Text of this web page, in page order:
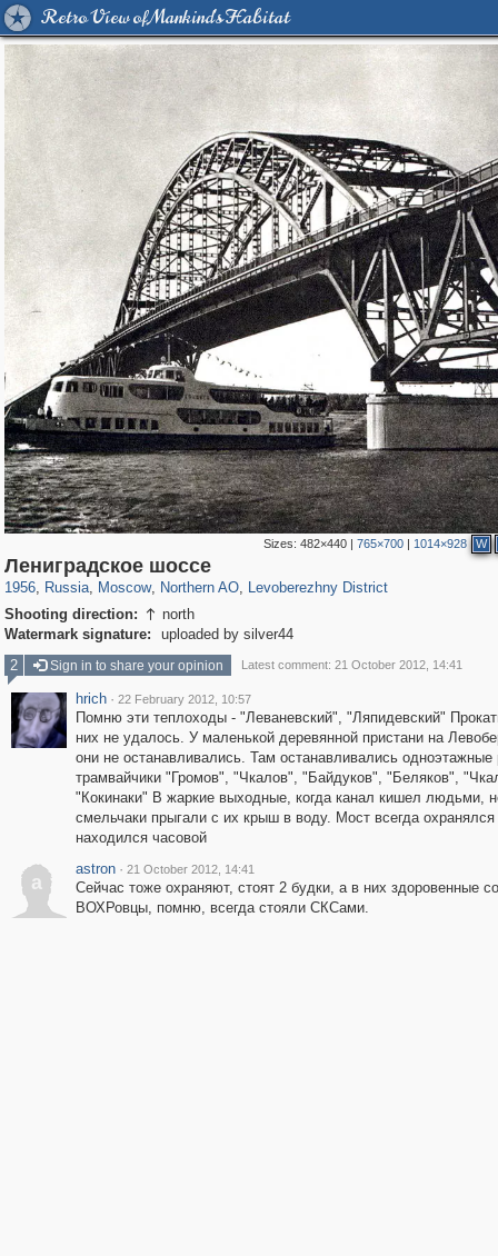
Retro View of Mankind's Habitat
Sizes:482×440 |765×700 | 1014×928 W
Лениградское шоссе
1956, Russia
1,406,144 29,243
, Moscow
319,779 8,286
, Northern AO
22,533 598
, Levoberezhny District
Shooting direction:  north
Watermark signature:
uploaded by silver44
2
Sign in to share your opinion Latest comment: 21 October 2012, 14:41
hrich · 22 February 2012, 10:57
Помню эти теплоходы - "Леваневский", "Ляпидевский"
них не удалось. У маленькой деревянной пристани на
они не останавливались. Там останавливались одноэтажные
трамвайчики "Громов", "Чкалов", "Байдуков", "Беляков",
"Кокинаки" В жаркие выходные, когда канал кишел людьми,
смельчаки прыгали с их крыш в воду. Мост всегда охранялся
находился часовой
a
astron · 21 October 2012, 14:41
Сейчас тоже охраняют, стоят 2 будки, а в них здоровенные
ВОХРовцы, помню, всегда стояли СКСами.